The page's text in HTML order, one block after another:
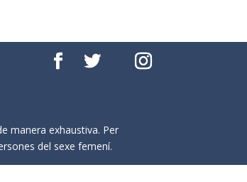
manera exhaustiva. Per
del sexe femení.